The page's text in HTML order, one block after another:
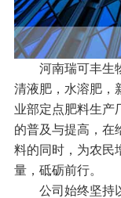
河南瑞可丰生
清液肥，水溶肥，
业部定点肥料生产
的普及与提高，在
料的同时，为农民
量，砥砺前行。
公司始终坚持